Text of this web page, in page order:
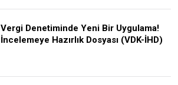
Vergi Denetiminde Yeni Bir Uygulama!
İncelemeye Hazırlık Dosyası (VDK-İHD)